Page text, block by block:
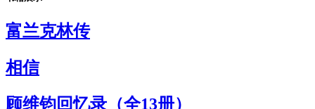
富兰克林传
相信
顾维钧回忆录（全13册）